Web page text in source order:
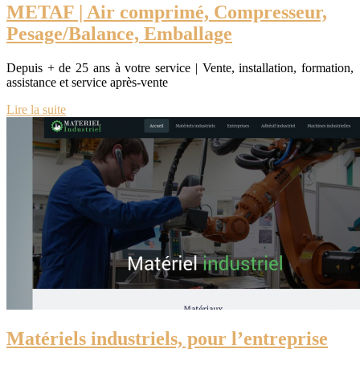
METAF | Air comprimé, Compresseur,
Pesage/Balance, Emballage
Depuis + de 25 ans à votre service | Vente, installation, formation,
assistance et service après-vente
Lire la suite
Matériels industriels, pour l’entreprise